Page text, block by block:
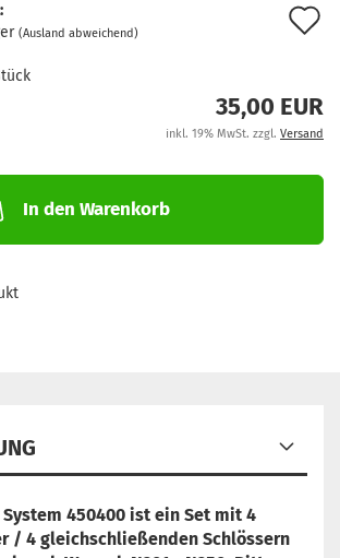
(Ausland abweichend)
35,00 EUR
inkl. 19% MwSt. zzgl. Versand
In den Warenkorb
System 450400 ist ein Set mit 4
/ 4 gleichschließenden Schlössern